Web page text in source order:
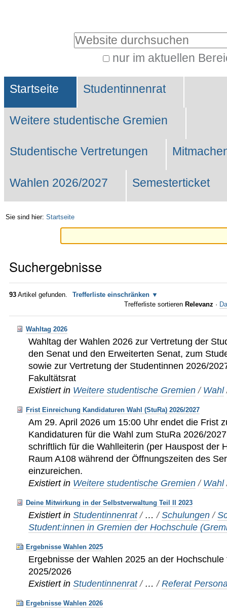
Website durchsuchen
nur im aktuellen
Suche…
Sektionen
Startseite Studentinnenrat
Weitere studentische Gremien
Studentische Vertretungen
Wahlen 2026/2027 Semesterticket
Sie sind hier: Startseite
Suchergebnisse
93 Artikel gefunden.
Trefferliste einschränken
Trefferliste sortieren Relevanz ·
Wahltag 2026
Wahltag der Wahlen 2026 zur Vertretung der
den Senat und den Erweiterten Senat, zum
sowie zur Vertretung der Studentinnen 2026/
Fakultätsrat
Existiert in Weitere studentische Gremien / Wahl
Frist Einreichung Kandidaturen Wahl (StuRa) 2026/2027
Am 29. April 2026 um 15:00 Uhr endet die Frist
Kandidaturen für die Wahl zum StuRa 2026/
schriftlich für die Wahlleiterin (per Hauspost der
Raum A108 während der Öffnungszeiten des
einzureichen.
Existiert in Weitere studentische Gremien / Wahl
Deine Mitwirkung in der Selbstverwaltung Teil II 2023
Existiert in Studentinnenrat / …/Schulungen /
Student:innen in Gremien der Hochschule
Ergebnisse Wahlen 2025
Ergebnisse der Wahlen 2025 an der
2025/2026
Existiert in Studentinnenrat / …/Referat
Ergebnisse Wahlen 2026